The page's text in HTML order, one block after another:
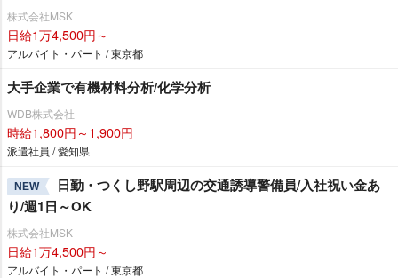
株式会社MSK
日給1万4,500円～
アルバイト・パート / 東京都
大手企業で有機材料分析/化学分析
WDB株式会社
時給1,800円～1,900円
派遣社員 / 愛知県
NEW
日勤・つくし野駅周辺の交通誘導警備員/入社祝い金あ
り/週1日～OK
株式会社MSK
日給1万4,500円～
アルバイト・パート / 東京都